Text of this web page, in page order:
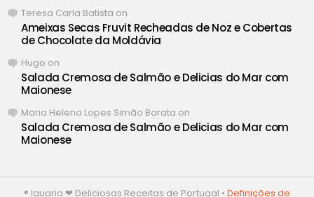
Teresa Carla Batista on
Ameixas Secas Fruvit Recheadas de Noz e Cobertas
de Chocolate da Moldávia
Hugo on
Salada Cremosa de Salmão e Delicias do Mar com
Maionese
Maria Helena Lopes Simão Barata on
Salada Cremosa de Salmão e Delicias do Mar com
Maionese
® Iguaria ❤ Deliciosas Receitas de Portugal • Definições de